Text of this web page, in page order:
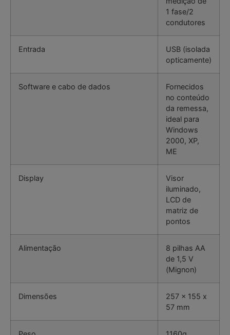
1 fase/2
condutores
Entrada
USB (isolada
opticamente)
Software e cabo de dados
Fornecidos
no conteúdo
da remessa,
ideal para
Windows
2000, XP,
ME
Display
Visor
iluminado,
LCD de
matriz de
pontos
Alimentação
8 pilhas AA
de 1,5 V
(Mignon)
Dimensões
257 x 155 x
57 mm